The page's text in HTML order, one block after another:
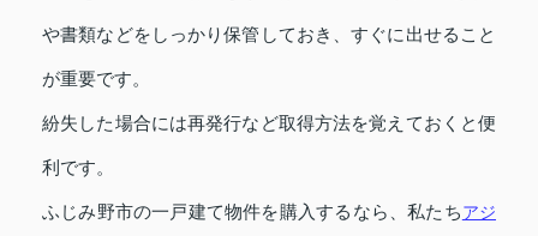
や書類などをしっかり保管しておき、すぐに出せること
が重要です。
紛失した場合には再発行など取得方法を覚えておくと便
利です。
ふじみ野市の一戸建て物件を購入するなら、私たちアジ